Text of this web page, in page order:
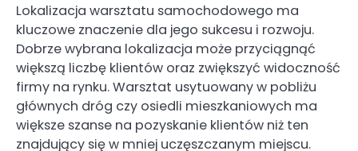
Lokalizacja warsztatu samochodowego ma
kluczowe znaczenie dla jego sukcesu i rozwoju.
Dobrze wybrana lokalizacja może przyciągnąć
większą liczbę klientów oraz zwiększyć widoczność
firmy na rynku. Warsztat usytuowany w pobliżu
głównych dróg czy osiedli mieszkaniowych ma
większe szanse na pozyskanie klientów niż ten
znajdujący się w mniej uczęszczanym miejscu.